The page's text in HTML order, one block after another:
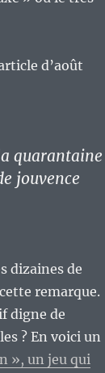
d’août
quarantaine
jouvence
dizaines de
remarque.
digne de
? En voici un
», un jeu qui